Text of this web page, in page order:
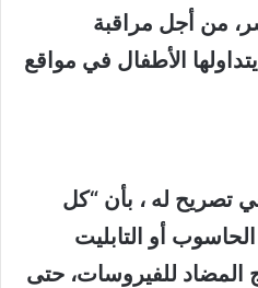
من أجل مراقبة
الأطفال في مواقع
في تصريح له ، بأن “كل
أو التابليت
المضاد للفيروسات، حتى